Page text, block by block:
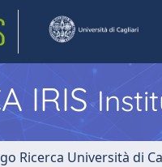
IRIS
Ricerca Università di